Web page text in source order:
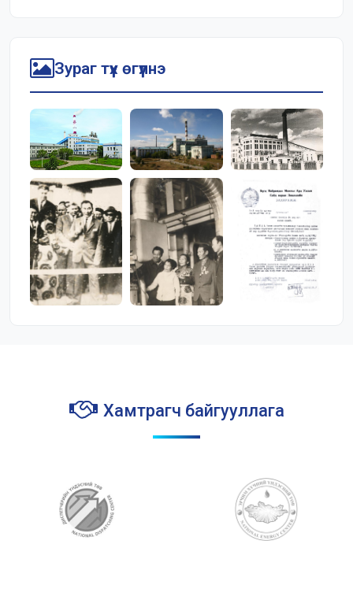
Зураг түүх өгүүлнэ
Хамтрагч байгууллага